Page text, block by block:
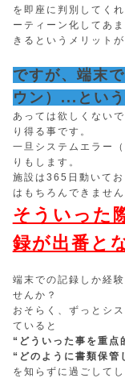
を即座に判別してく
ーティーン化してあ
きるというメリットが
ですが、端末
ウン）...とい
あっては欲しくない
り得る事です。
一旦システムエラー
りもします。
施設は365日動いて
はもちろんできません
そういった
録が出番と
端末での記録しか経
せんか？
おそらく、ずっとシ
ていると
“どういった事を重点
“どのように書類保管
を知らずに過ごして